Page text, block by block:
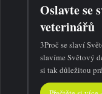
Oslavte se
veterinářů
3Proč se slaví
slavíme Světový
si tak důležitou